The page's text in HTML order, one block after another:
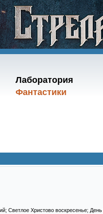
Лаборатория
Фантастики
Светлое Христово воскресенье;